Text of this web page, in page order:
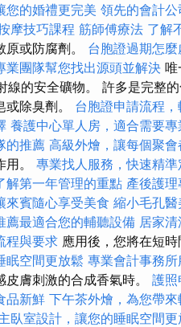
您的婚禮更完美 領先的會計
摩技巧課程 筋師傅療法 了解
原或防腐劑。 台胞證過期怎麼
業團隊幫您找出源頭並解決 唯
線的安全礦物。 許多是完整
或除臭劑。 台胞證申請流程
養護中心單人房，適合需要
的推薦 高級外燴，讓每個聚
用。 專業找人服務，快速精
解第一年管理的重點 產後護
來賓隨心享受美食 縮小毛孔
薦最適合您的輔聽設備 居家
程與要求 應用後，您將在短
眠空間更放鬆 專業會計事務所
皮膚刺激的合成香氣時。 護照
品新鮮 下午茶外燴，為您帶
臥室設計，讓您的睡眠空間更